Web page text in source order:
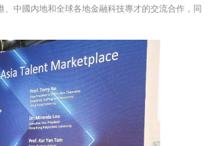
中國內地和全球各地金融科技專才的交流合作，同